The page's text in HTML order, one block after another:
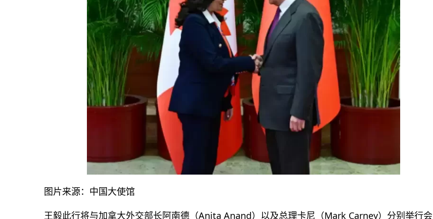
图片来源：中国大使馆
王毅此行将与加拿大外交部长阿南德（Anita Anand）以及总理卡尼（Mark Carney）分别举行会